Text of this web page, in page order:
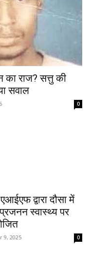
का राज? सत्तु की
सवाल
0
द्वारा दौसा में
स्वास्थ्य पर
9, 2025 0